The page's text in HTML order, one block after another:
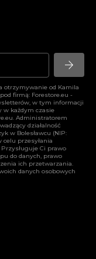
arrow_forward
otrzymywanie od Kamila
firmą: Forestore.eu -
w tym informacji
w każdym czasie
. Administratorem
działalność
w Bolesławcu (NIP:
celu przesyłania
Ci prawo
do danych, prawo
ich przetwarzania.
danych osobowych